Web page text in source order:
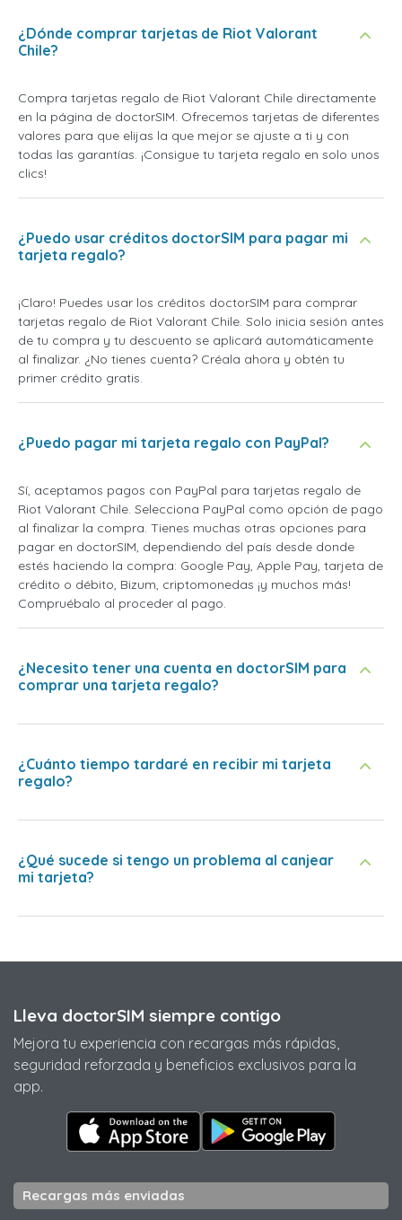
¿Dónde comprar tarjetas de Riot Valorant
Chile?
Compra tarjetas regalo de Riot Valorant Chile directamente
en la página de doctorSIM. Ofrecemos tarjetas de diferentes
valores para que elijas la que mejor se ajuste a ti y con
todas las garantías. ¡Consigue tu tarjeta regalo en solo unos
clics!
¿Puedo usar créditos doctorSIM para pagar mi
tarjeta regalo?
¡Claro! Puedes usar los créditos doctorSIM para comprar
tarjetas regalo de Riot Valorant Chile. Solo inicia sesión antes
de tu compra y tu descuento se aplicará automáticamente
al finalizar. ¿No tienes cuenta? Créala ahora y obtén tu
primer crédito gratis.
¿Puedo pagar mi tarjeta regalo con PayPal?
Sí, aceptamos pagos con PayPal para tarjetas regalo de
Riot Valorant Chile. Selecciona PayPal como opción de pago
al finalizar la compra. Tienes muchas otras opciones para
pagar en doctorSIM, dependiendo del país desde donde
estés haciendo la compra: Google Pay, Apple Pay, tarjeta de
crédito o débito, Bizum, criptomonedas ¡y muchos más!
Compruébalo al proceder al pago.
¿Necesito tener una cuenta en doctorSIM para
comprar una tarjeta regalo?
¿Cuánto tiempo tardaré en recibir mi tarjeta
regalo?
¿Qué sucede si tengo un problema al canjear
mi tarjeta?
Lleva doctorSIM siempre contigo
Mejora tu experiencia con recargas más rápidas,
seguridad reforzada y beneficios exclusivos para la
app.
Recargas más enviadas